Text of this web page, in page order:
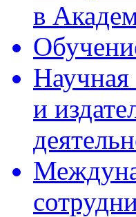
в
Научная
и